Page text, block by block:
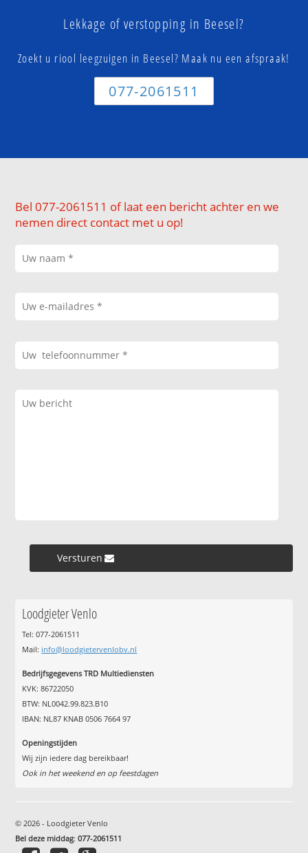
Lekkage of verstopping in Beesel?
Zoekt u riool leegzuigen in Beesel? Maak nu een afspraak!
077-2061511
Bel 077-2061511 of laat een bericht achter en we
nemen direct contact met u op!
Versturen »
Loodgieter Venlo
Tel: 077-2061511
Mail: info@loodgietervenlobv.nl
Bedrijfsgegevens TRD Multiediensten
KVK: 86722050
BTW: NL0042.99.823.B10
IBAN: NL87 KNAB 0506 7664 97
Openingstijden
Wij zijn iedere dag bereikbaar!
Ook in het weekend en op feestdagen
© 2026 - Loodgieter Venlo
Bel deze middag:077-2061511